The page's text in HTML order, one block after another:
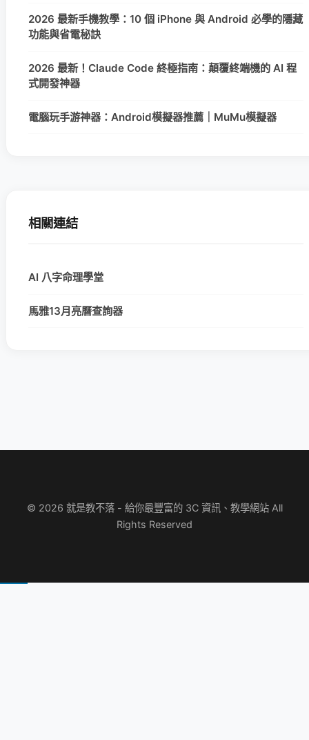
2026 最新手機教學：10 個 iPhone 與 Android 必學的隱藏
功能與省電秘訣
2026 最新！Claude Code 終極指南：顛覆終端機的 AI 程
式開發神器
電腦玩手游神器：Android模擬器推薦｜MuMu模擬器
相關連結
AI 八字命理學堂
馬雅13月亮曆查詢器
© 2026 就是教不落 - 給你最豐富的 3C 資訊、教學網站 All
Rights Reserved